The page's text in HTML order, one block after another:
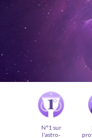
Voyance
99% de
N°1 sur
l'astro-